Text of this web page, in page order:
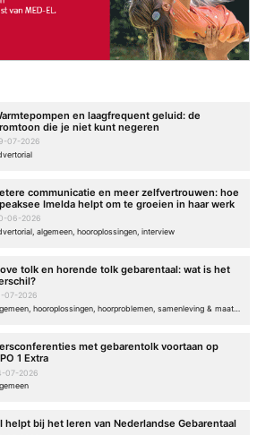
en laagfrequent geluid: de
die je niet kunt negeren
07-2026
communicatie en meer zelfvertrouwen: hoe
Imelda helpt om te groeien in haar werk
06-2026
algemeen, hooroplossingen, interview
tolk en horende tolk gebarentaal: wat is het
07-2026
met gebarentolk voortaan op
1 Extra
07-2026
helpt bij het leren van Nederlandse Gebarentaal